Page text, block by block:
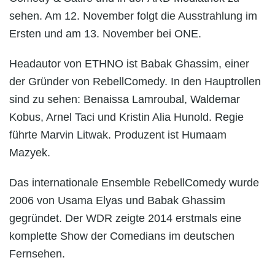
sehen. Am 12. November folgt die Ausstrahlung im
Ersten und am 13. November bei ONE.
Headautor von ETHNO ist Babak Ghassim, einer
der Gründer von RebellComedy. In den Hauptrollen
sind zu sehen: Benaissa Lamroubal, Waldemar
Kobus, Arnel Taci und Kristin Alia Hunold. Regie
führte Marvin Litwak. Produzent ist Humaam
Mazyek.
Das internationale Ensemble RebellComedy wurde
2006 von Usama Elyas und Babak Ghassim
gegründet. Der WDR zeigte 2014 erstmals eine
komplette Show der Comedians im deutschen
Fernsehen.